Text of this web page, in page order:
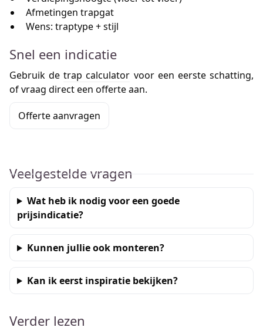
Afmetingen trapgat
Wens: traptype + stijl
Snel een indicatie
Gebruik detrap calculator voor een eerste schatting,
of vraag direct een offerte aan.
Offerte aanvragen
Veelgestelde vragen
Wat heb ik nodig voor een goede
prijsindicatie?
Kunnen jullie ook monteren?
Kan ik eerst inspiratie bekijken?
Verder lezen